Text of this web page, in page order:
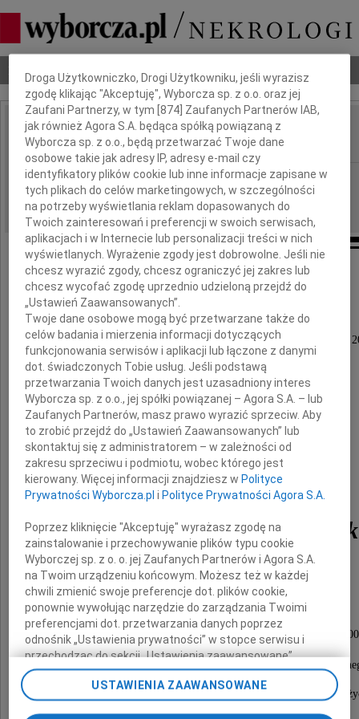
Nekrologi Odeszli Poradnik pogrzebowy
IMIĘ I NAZWISKO: Franciszek Malinowski
REGION: Lublin
DATA EMISJI: 07.01.2014
"Pan światłem i zbawieniem moim:
kogóż mam się lękać?" (Ps. 27)
Z głębokim bólem zawiadamiamy, że w dniu 2 stycznia
w wieku 82 lat,
po wieloletniej walce z chorobą,
zasnął w Panu
opatrzony świętymi sakramentami
Franciszek
dziennikarz
Nasz najukochańszy Mąż, Ojciec i Dziadek.
Dobry Człowiek.
Nabożeństwo żałobne zostanie odprawione
w piątek 10 stycznia 2014 roku o godzinie 12.00
w kaplicy na cmentarzu przy ulicy Lipowej,
po czym nastąpi odprowadzenie do grobu
Pogrążeni w żałobie, dziękując Bogu za dar Jego
Dbamy o Twoją prywatność
Droga Użytkowniczko, Drogi Użytkowniku, jeśli wyrazisz
zgodę klikając "Akceptuję", Wyborcza sp. z o.o. oraz jej
Zaufani Partnerzy, w tym [874 ] Zaufanych Partnerów IAB,
jak również Agora S.A. będąca spółką powiązaną z
Wyborcza sp. z o.o., będą przetwarzać Twoje dane
osobowe takie jak adresy IP, adresy e-mail czy
identyfikatory plików cookie lub inne informacje zapisane w
tych plikach do celów marketingowych, w szczególności
na potrzeby wyświetlania reklam dopasowanych do
Twoich zainteresowań i preferencji w swoich serwisach,
aplikacjach i w Internecie lub personalizacji treści w nich
wyświetlanych. Wyrażenie zgody jest dobrowolne. Jeśli nie
chcesz wyrazić zgody, chcesz ograniczyć jej zakres lub
chcesz wycofać zgodę uprzednio udzieloną przejdź do
„Ustawień Zaawansowanych”.
Twoje dane osobowe mogą być przetwarzane także do
celów badania i mierzenia informacji dotyczących
funkcjonowania serwisów i aplikacji lub łączone z danymi
dot. świadczonych Tobie usług. Jeśli podstawą
przetwarzania Twoich danych jest uzasadniony interes
Wyborcza sp. z o.o., jej spółki powiązanej – Agora S.A. – lub
Zaufanych Partnerów, masz prawo wyrazić sprzeciw. Aby
to zrobić przejdź do „Ustawień Zaawansowanych” lub
skontaktuj się z administratorem – w zależności od
zakresu sprzeciwu i podmiotu, wobec którego jest
kierowany. Więcej informacji znajdziesz w Polityce
Prywatności Wyborcza.pl i Polityce Prywatności Agora S.A.
Poprzez kliknięcie "Akceptuję" wyrażasz zgodę na
zainstalowanie i przechowywanie plików typu cookie
Wyborczej sp. z o. o. jej Zaufanych Partnerów i Agora S.A.
na Twoim urządzeniu końcowym. Możesz też w każdej
chwili zmienić swoje preferencje dot. plików cookie,
ponownie wywołując narzędzie do zarządzania Twoimi
preferencjami dot. przetwarzania danych poprzez
odnośnik „Ustawienia prywatności” w stopce serwisu i
przechodząc do sekcji „Ustawienia zaawansowane”.
Zmiana ustawień plików cookie możliwa jest także za
pomocą ustawień przeglądarki.
USTAWIENIA ZAAWANSOWANE